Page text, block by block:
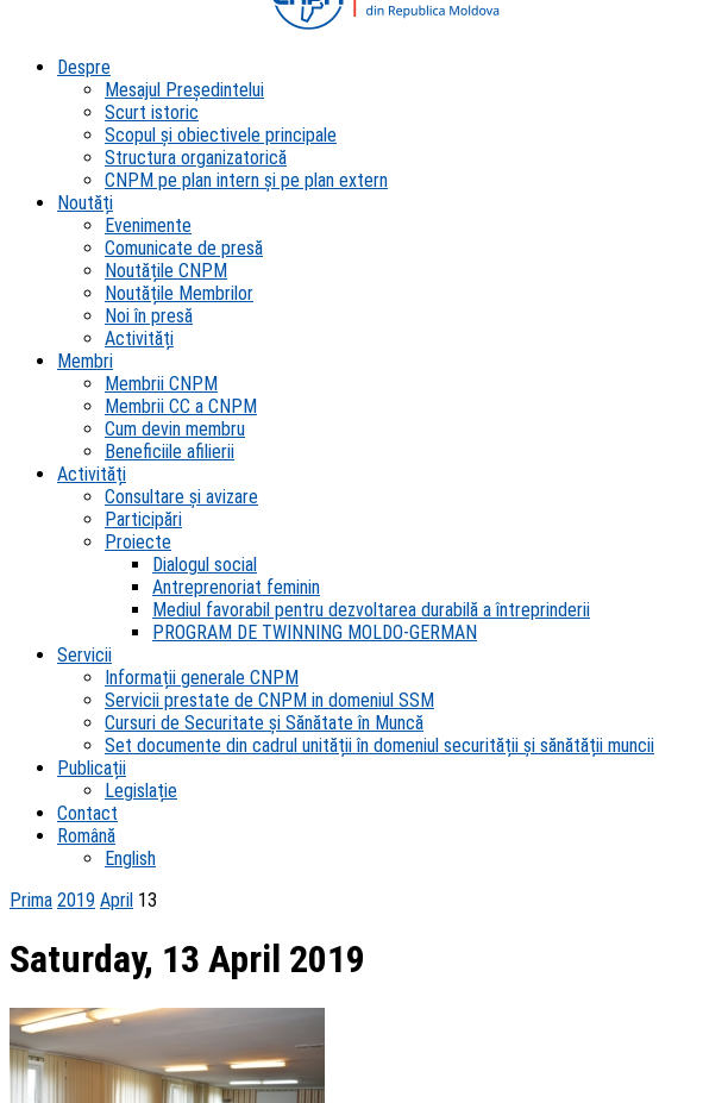
Despre
Mesajul Președintelui
Scurt istoric
Scopul şi obiectivele principale
Structura organizatorică
CNPM pe plan intern şi pe plan extern
Noutăți
Evenimente
Comunicate de presă
Noutățile CNPM
Noutățile Membrilor
Noi în presă
Activități
Membri
Membrii CNPM
Membrii CC a CNPM
Cum devin membru
Beneficiile afilierii
Activități
Consultare și avizare
Participări
Proiecte
Dialogul social
Antreprenoriat feminin
Mediul favorabil pentru dezvoltarea durabilă a întreprinderii
PROGRAM DE TWINNING MOLDO-GERMAN
Servicii
Informații generale CNPM
Servicii prestate de CNPM in domeniul SSM
Cursuri de Securitate și Sănătate în Muncă
Set documente din cadrul unității în domeniul securității și sănătății muncii
Publicații
Legislație
Contact
Română
English
Prima 2019 April 13
Saturday, 13 April 2019